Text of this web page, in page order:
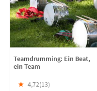
Teamdrumming: Ein Beat,
ein Team
★ 4,72(13)